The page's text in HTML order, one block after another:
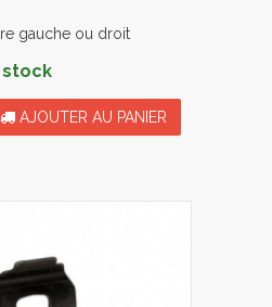
gauche ou droit
stock
AJOUTER AU PANIER